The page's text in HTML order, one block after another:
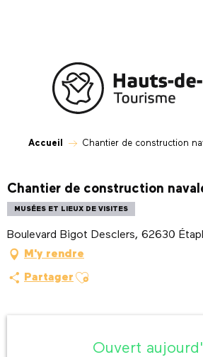
Accueil Chantier de construction
Chantier de construction
MUSÉES ET LIEUX DE VISITES
Boulevard Bigot Desclers, 62630
M'y rendre
Partager Ajouter aux favoris
Ouvert